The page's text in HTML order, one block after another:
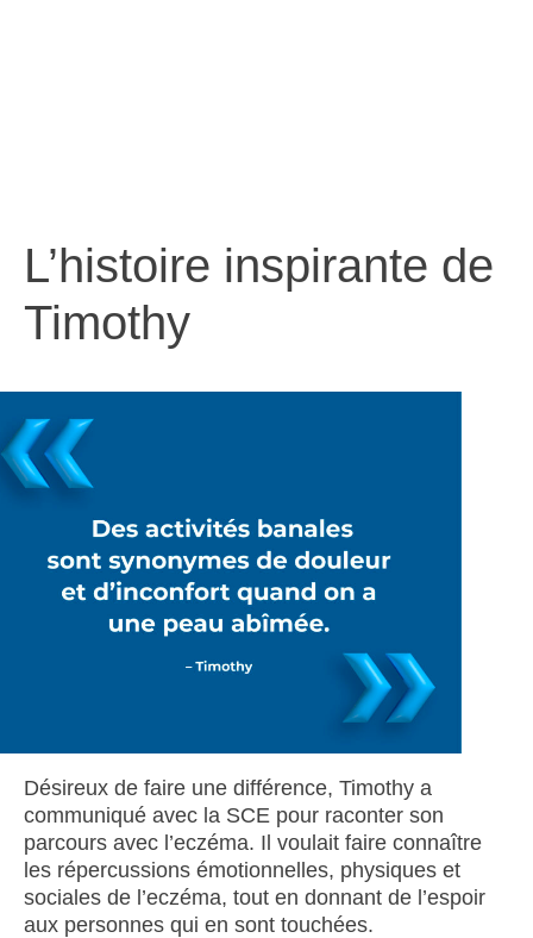
L’histoire inspirante de
Timothy
Désireux de faire une différence, Timothy a
communiqué avec la SCE pour raconter son
parcours avec l’eczéma. Il voulait faire connaître
les répercussions émotionnelles, physiques et
sociales de l’eczéma, tout en donnant de l’espoir
aux personnes qui en sont touchées.